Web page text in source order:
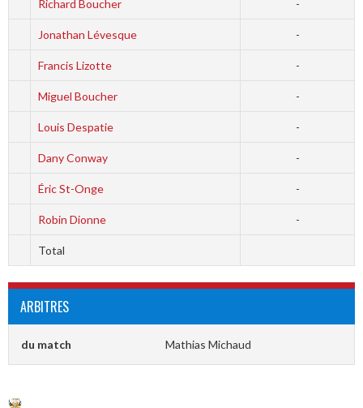
Richard Boucher -
Jonathan Lévesque -
Francis Lizotte -
Miguel Boucher -
Louis Despatie -
Dany Conway -
Éric St-Onge -
Robin Dionne -
Total
ARBITRES
du match Mathias Michaud